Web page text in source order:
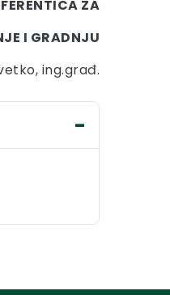
ZA
I GRADNJU
ing.građ.